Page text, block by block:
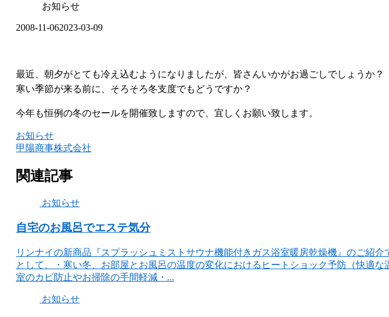
お知らせ
2008-11-062023-03-09
最近、朝夕がとても冷え込むようになりましたが、皆さんいかがお過ごしでしょうか？
寒い季節が来る前に、そろそろ冬支度でもどうですか？
今年も恒例の冬のセールを開催致しますので、宜しくお願い致します。
お知らせ
甲陽商事株式会社
関連記事
お知らせ
自宅のお風呂でエステ気分
リンナイの新商品『スプラッシュミストサウナ機能付きガス浴室暖房乾燥機』のご紹
として、・寒い冬、お部屋とお風呂の温度の変化におけるヒートショック予防（快適な
室のカビ防止やお掃除の手間軽減・...
お知らせ